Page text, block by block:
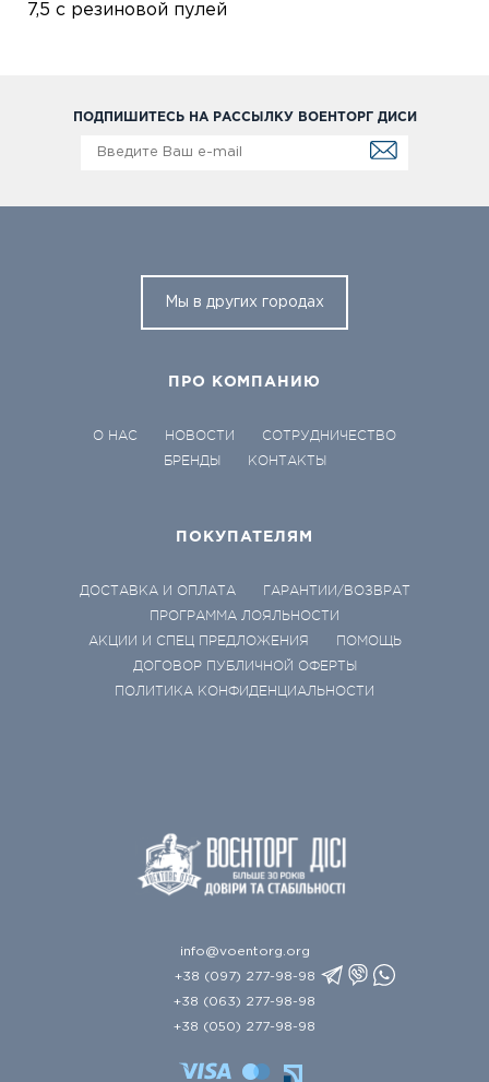
7,5 с резиновой пулей
ПОДПИШИТЕСЬ НА РАССЫЛКУ ВОЕНТОРГ ДИСИ
Мы в других городах
ПРО КОМПАНИЮ
О НАС НОВОСТИ
СОТРУДНИЧЕСТВО
БРЕНДЫ
КОНТАКТЫ
ПОКУПАТЕЛЯМ
ДОСТАВКА И ОПЛАТА
ГАРАНТИИ/ВОЗВРАТ
ПРОГРАММА ЛОЯЛЬНОСТИ
АКЦИИ И СПЕЦ ПРЕДЛОЖЕНИЯ
ПОМОЩЬ
ДОГОВОР ПУБЛИЧНОЙ ОФЕРТЫ
ПОЛИТИКА КОНФИДЕНЦИАЛЬНОСТИ
info@voentorg.org
+38 (097) 277-98-98
+38 (063) 277-98-98
+38 (050) 277-98-98